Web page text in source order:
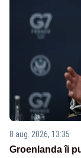
8 aug. 2026, 13:35
Groenlanda îi